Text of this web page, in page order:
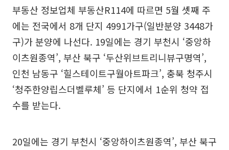
부동산 정보업체 부동산R114에 따르면 5월 셋째 주
에는 전국에서 8개 단지 4991가구(일반분양 3448가
구)가 분양에 나선다. 19일에는 경기 부천시 ‘중앙하
이츠원종역’, 부산 북구 ‘두산위브트리니뷰구명역’,
인천 남동구 ‘힐스테이트구월아트파크’, 충북 청주시
‘청주한양립스더벨루체’ 등 단지에서 1순위 청약 접
수를 받는다.
20일에는 경기 부천시 ‘중앙하이츠원종역’, 부산 북구